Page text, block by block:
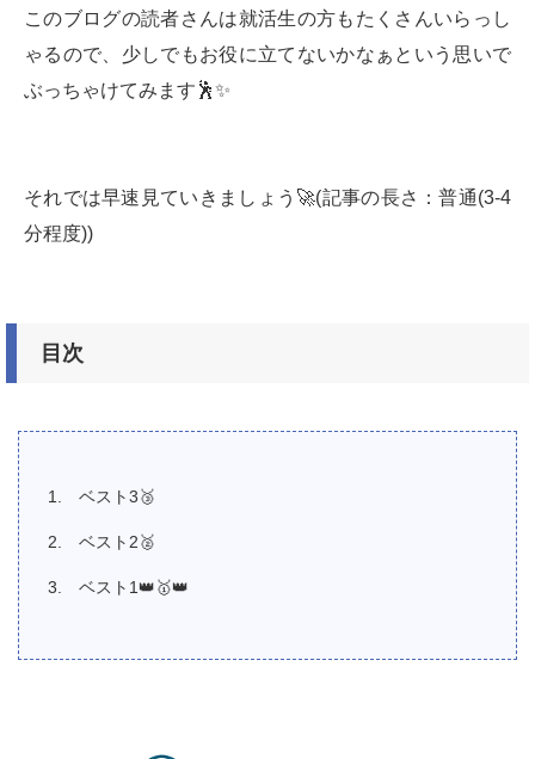
このブログの読者さんは就活生の方もたくさんいらっし
ゃるので、少しでもお役に立てないかなぁという思いで
ぶっちゃけてみます🕺✨
それでは早速見ていきましょう🚀(記事の長さ：普通(3-4
分程度))
目次
ベスト3🥉
ベスト2🥈
ベスト1👑🥇👑